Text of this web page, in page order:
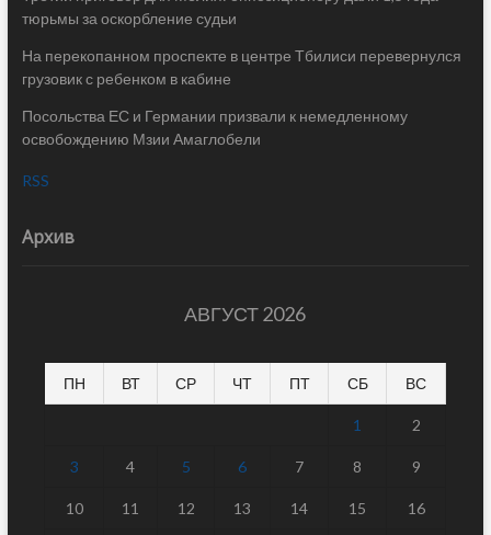
тюрьмы за оскорбление судьи
На перекопанном проспекте в центре Тбилиси перевернулся
грузовик с ребенком в кабине
Посольства ЕС и Германии призвали к немедленному
освобождению Мзии Амаглобели
RSS
Архив
АВГУСТ 2026
ПН ВТ СР ЧТ ПТ СБ ВС
1 2
3 4 5 6 7 8 9
10 11 12 13 14 15 16